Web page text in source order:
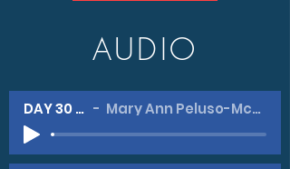
AUDIO
DAY 30 -#1 Mary Ann Peluso-McGahan